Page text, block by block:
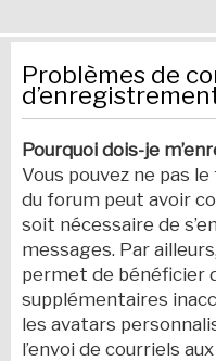
Problèmes de
Pourquoi dois-je
Vous pouvez ne pas
du forum peut avoir
soit nécessaire de
messages. Par
permet de bénéficier
supplémentaires
les avatars
l’envoi de courriels